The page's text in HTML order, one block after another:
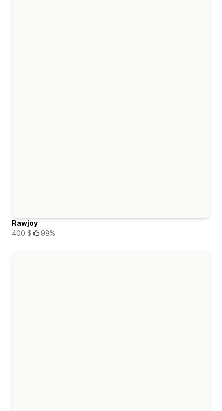
Rawjoy
400 $
98%